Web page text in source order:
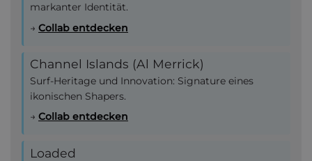
markanter Identität.
→ Collab entdecken
Channel Islands (Al Merrick)
Surf-Heritage und Innovation: Signature eines
ikonischen Shapers.
→ Collab entdecken
Loaded